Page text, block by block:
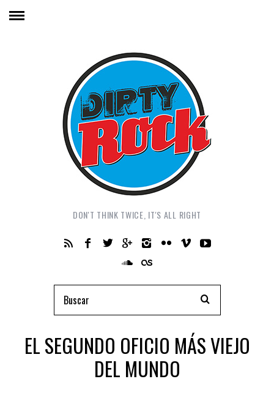
DON'T THINK TWICE, IT'S ALL RIGHT
EL SEGUNDO OFICIO MÁS VIEJO
DEL MUNDO